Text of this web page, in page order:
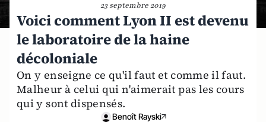
23 septembre 2019
Voici comment Lyon II est devenu
le laboratoire de la haine
décoloniale
On y enseigne ce qu'il faut et comme il faut.
Malheur à celui qui n'aimerait pas les cours
qui y sont dispensés.
Benoît Rayski